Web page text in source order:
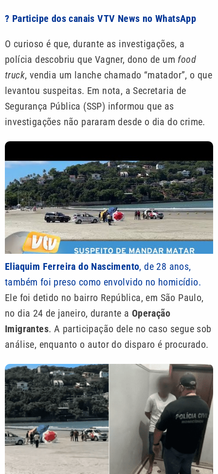
? Participe dos canais VTV News no WhatsApp
O curioso é que, durante as investigações, a
polícia descobriu que Vagner, dono de um food
truck, vendia um lanche chamado “matador”, o que
levantou suspeitas. Em nota, a Secretaria de
Segurança Pública (SSP) informou que as
investigações não pararam desde o dia do crime.
Eliaquim Ferreira do Nascimento, de 28 anos,
também foi preso como envolvido no homicídio.
Ele foi detido no bairro República, em São Paulo,
no dia 24 de janeiro, durante a Operação
Imigrantes. A participação dele no caso segue sob
análise, enquanto o autor do disparo é procurado.